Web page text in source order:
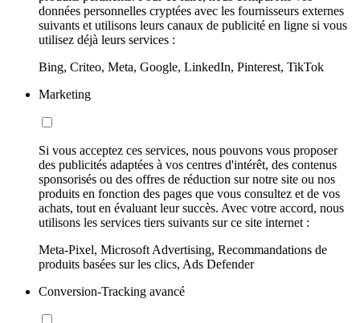
données personnelles cryptées avec les fournisseurs externes
suivants et utilisons leurs canaux de publicité en ligne si vous
utilisez déjà leurs services :
Bing, Criteo, Meta, Google, LinkedIn, Pinterest, TikTok
Marketing
Si vous acceptez ces services, nous pouvons vous proposer
des publicités adaptées à vos centres d'intérêt, des contenus
sponsorisés ou des offres de réduction sur notre site ou nos
produits en fonction des pages que vous consultez et de vos
achats, tout en évaluant leur succès. Avec votre accord, nous
utilisons les services tiers suivants sur ce site internet :
Meta-Pixel, Microsoft Advertising, Recommandations de
produits basées sur les clics, Ads Defender
Conversion-Tracking avancé